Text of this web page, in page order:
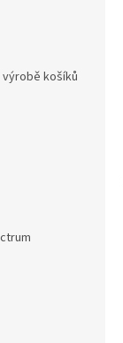
výrobě košíků